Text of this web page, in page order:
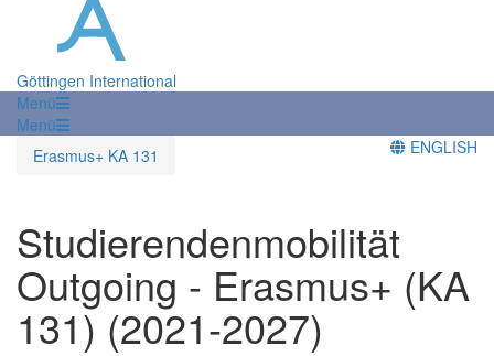
Göttingen International
Menü
Menü
Erasmus+ KA 131
ENGLISH
Studierendenmobilität
Outgoing - Erasmus+ (KA
131) (2021-2027)